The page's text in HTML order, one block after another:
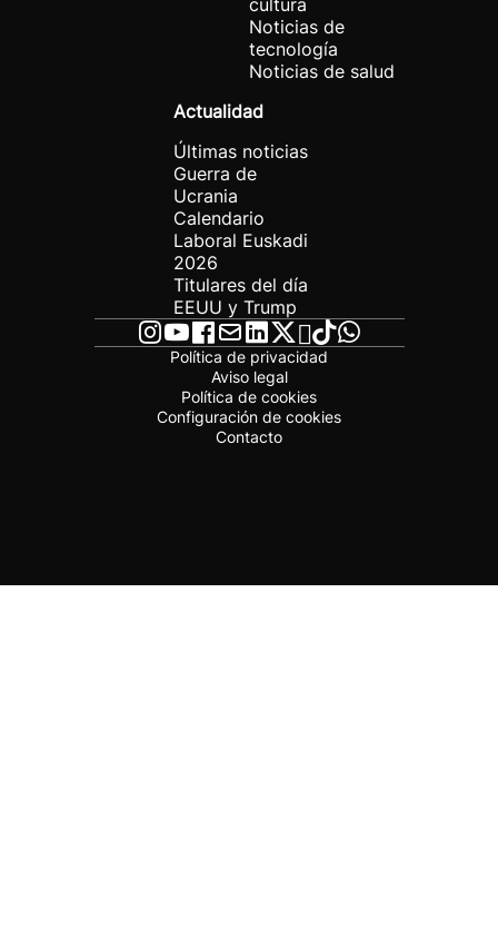
cultura
Noticias de
tecnología
Noticias de salud
Actualidad
Últimas noticias
Guerra de
Ucrania
Calendario
Laboral Euskadi
2026
Titulares del día
EEUU y Trump
Política de privacidad
Aviso legal
Política de cookies
Configuración de cookies
Contacto